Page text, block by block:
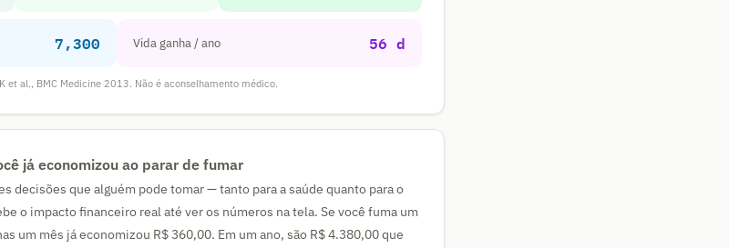
7,300 Vida ganha / ano 56 d
et al., BMC Medicine 2013. Não é aconselhamento médico.
já economizou ao parar de fumar
decisões que alguém pode tomar — tanto para a saúde quanto para o
o impacto financeiro real até ver os números na tela. Se você fuma um
um mês já economizou R$ 360,00. Em um ano, são R$ 4.380,00 que